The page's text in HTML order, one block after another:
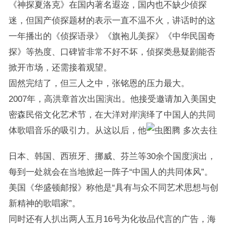
《神探夏洛克》在国内著名遐迩，国内也不缺少侦探
迷，但国产侦探题材的表示一直不温不火，讲话时的这
一年播出的《侦探语录》《旗袍儿美探》《中华民国奇
探》等热度、口碑皆非常不好不坏，侦探类悬疑剧能否
掀开市场，还需接着观望。
固然完结了，但三人之中，张铭恩的压力最大。
2007年，高洪章首次出国演出。他接受邀请加入美国史
密森民俗文化艺术节，在大洋对岸演绎了中国人的共同
体歌唱音乐的吸引力。从这以后，他
多次去往
日本、韩国、西班牙、挪威、芬兰等30余个国度演出，
每到一处就会在当地掀起一阵子“中国人的共同体风”。
美国《华盛顿邮报》称他是“具有与众不同艺术思想与创
新精神的歌唱家”。
同时还有人扒出两人五月16号为化妆品代言的广告，海